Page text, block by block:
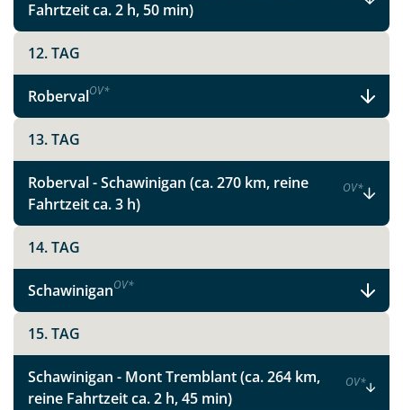
Faszinierende Nationalparks und
Facebook
Instagram
Fahrtzeit ca. 2 h, 50 min)
12. TAG
RobervalOV*
13. TAG
Roberval - Schawinigan (ca. 270 km, reine
Fahrtzeit ca. 3 h)
OV*
14. TAG
SchawiniganOV*
15. TAG
Schawinigan - Mont Tremblant (ca. 264 km,
reine Fahrtzeit ca. 2 h, 45 min)
OV*